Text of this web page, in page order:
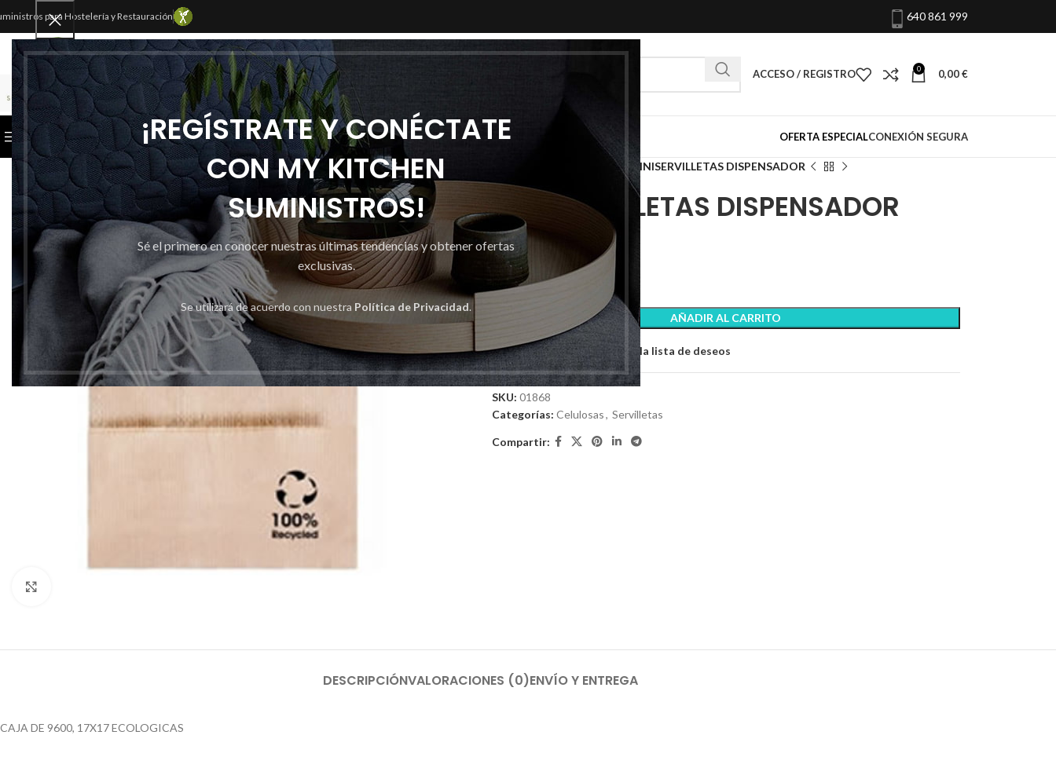
¡REGÍSTRATE Y CONÉCTATE
CON MY KITCHEN
SUMINISTROS!
Sé el primero en conocer nuestras últimas tendencias y obtener ofertas
exclusivas.
Se utilizará de acuerdo con nuestra Política de Privacidad.
para Hostelería y Restauración 640 861 999
SELECCIONAR CATEGORÍA
ACCESO / REGISTRO 0 0,00€
CATEGORÍAS INICIOTIENDACONTACTAR OFERTA ESPECIALCONEXIÓN SEGURA
Servilletas MINISERVILLETAS DISPENSADOR
MINISERVILLETAS DISPENSADOR
43,28 €
AÑADIR AL CARRITO
Comparar Añadir a la lista de deseos
SKU: 01868
Categorías: Celulosas, Servilletas
Compartir:
DESCRIPCIÓNVALORACIONES (0)ENVÍO Y ENTREGA
CAJA DE 9600, 17X17 ECOLOGICAS